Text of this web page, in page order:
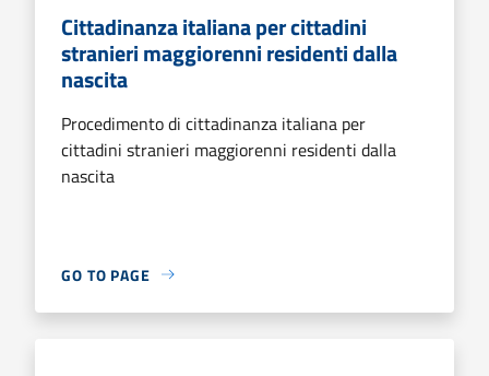
Cittadinanza italiana per cittadini
stranieri maggiorenni residenti dalla
nascita
Procedimento di cittadinanza italiana per
cittadini stranieri maggiorenni residenti dalla
nascita
GO TO PAGE